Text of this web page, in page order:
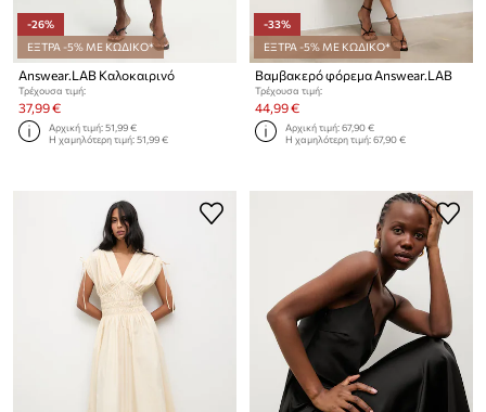
-26%
ΕΞΤΡΑ -5% ΜΕ ΚΩΔΙΚΟ*
Answear.LAB Καλοκαιρινό
Τρέχουσα τιμή:
37,99 €
Αρχική τιμή:51,99 €
Η χαμηλότερη τιμή:51,99 €
-33%
ΕΞΤΡΑ -5% ΜΕ ΚΩΔΙΚΟ*
Βαμβακερό φόρεμα Answear.LAB
Τρέχουσα τιμή:
44,99 €
Αρχική τιμή:67,90 €
Η χαμηλότερη τιμή:67,90 €